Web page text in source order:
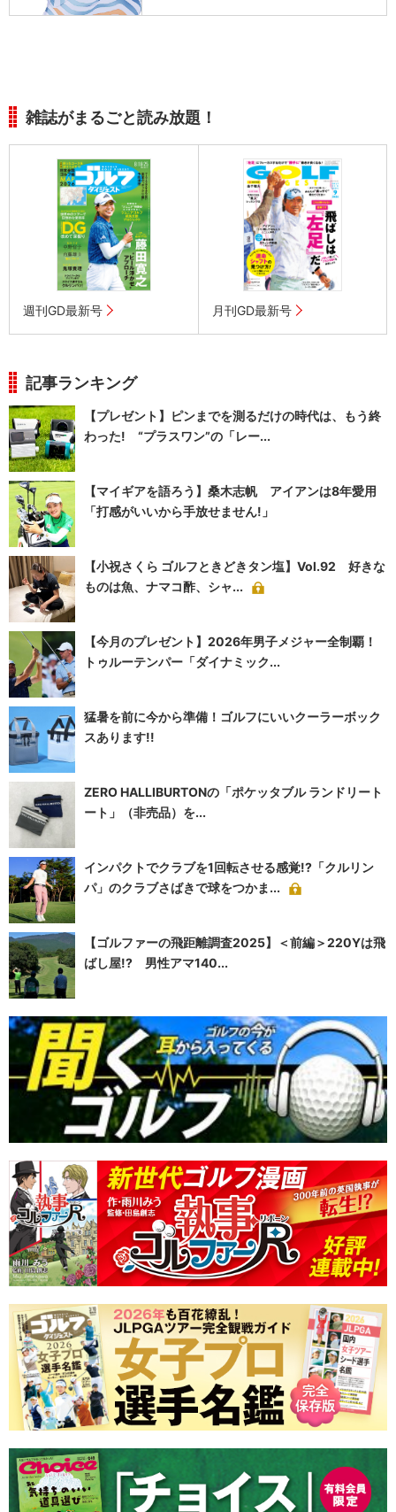
雑誌がまるごと読み放題！
週刊GD最新号 月刊GD最新号
記事ランキング
【プレゼント】ピンまでを測るだけの時代は、もう終
わった! “プラスワン”の「レー...
【マイギアを語ろう】桑木志帆 アイアンは8年愛用
「打感がいいから手放せません!」
【小祝さくら ゴルフときどきタン塩】Vol.92 好きな
ものは魚、ナマコ酢、シャ...
【今月のプレゼント】2026年男子メジャー全制覇！
トゥルーテンパー「ダイナミック...
猛暑を前に今から準備！ゴルフにいいクーラーボック
スあります!!
ZERO HALLIBURTONの「ポケッタブル ランドリート
ート」（非売品）を...
インパクトでクラブを1回転させる感覚!?「クルリン
パ」のクラブさばきで球をつかま...
【ゴルファーの飛距離調査2025】＜前編＞220Yは飛
ばし屋!? 男性アマ140...